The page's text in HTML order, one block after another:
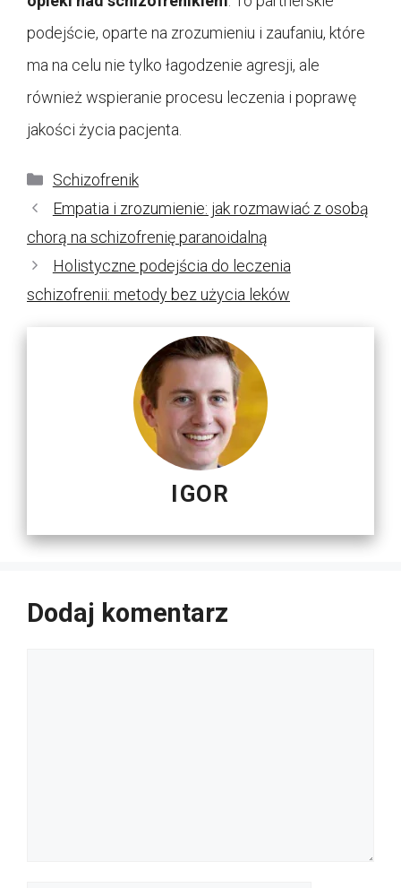
podejście, oparte na zrozumieniu i zaufaniu, które
ma na celu nie tylko łagodzenie agresji, ale
również wspieranie procesu leczenia i poprawę
jakości życia pacjenta.
Kategorie
Schizofrenik
Empatia i zrozumienie: jak rozmawiać z osobą
chorą na schizofrenię paranoidalną
Holistyczne podejścia do leczenia
schizofrenii: metody bez użycia leków
IGOR
Dodaj komentarz